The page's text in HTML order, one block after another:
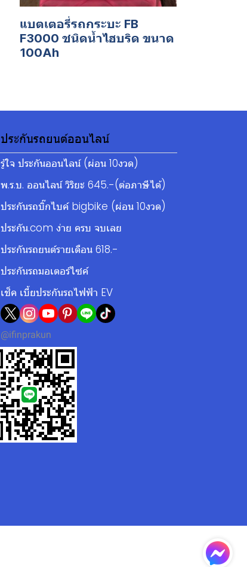
แบตเตอรี่รถกระบะ FB
F3000 ชนิดน้ำไฮบริด ขนาด
100Ah
ประกันรถยนต์ออนไลน์
รู้ใจ ประกันออนไลน์ (ผ่อน 10งวด)
พ.ร.บ. ออนไลน์ วิริยะ 645.-(ต่อภาษีได้)
ประกันรถบิ๊กไบค์ bigbike (ผ่อน 10งวด)
ประกัน.com ง่าย ครบ จบเลย
ประกันรถยนต์รายเดือน 618.-
ประกันรถมอเตอร์ไซค์
เช็ค เบี้ยประกันรถไฟฟ้า EV
@ifinprakun